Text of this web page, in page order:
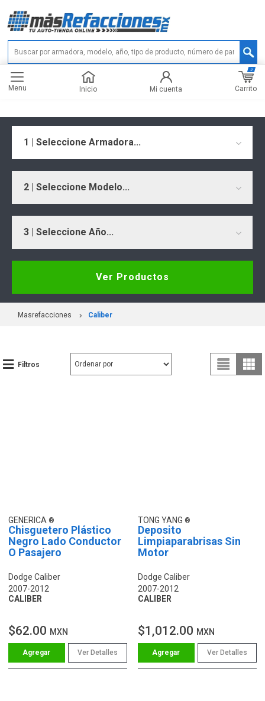
Menu Inicio Mi cuenta Carrito
0
1 | Seleccione Armadora...
2 | Seleccione Modelo...
3 | Seleccione Año...
Ver Productos
Masrefacciones Caliber
Filtros
GENERICA
Chisguetero Plástico
Negro Lado Conductor
O Pasajero
Dodge Caliber
2007-2012
CALIBER
$62.00 MXN
Ver Detalles
TONG YANG
Deposito
Limpiaparabrisas Sin
Motor
Dodge Caliber
2007-2012
CALIBER
$1,012.00 MXN
Ver Detalles